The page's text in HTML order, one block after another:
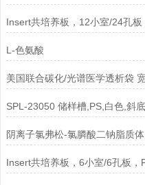
L-色氨酸
阴离子氯弗松-氯膦酸二钠脂质体